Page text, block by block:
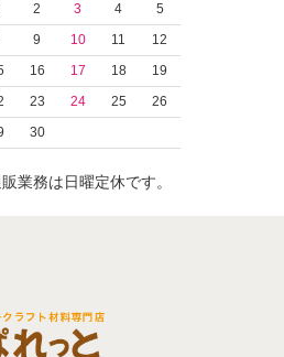
2 3 4
5
9 10 11
12
16 17 18
19
23 24 25
26
30
業務は日曜定休です。